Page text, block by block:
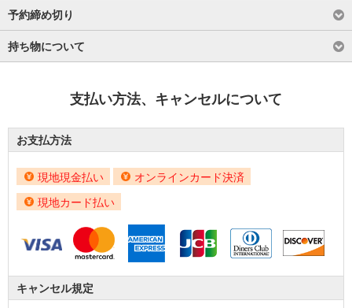
予約締め切り
持ち物について
支払い方法、キャンセルについて
お支払方法
現地現金払い
オンラインカード決済
現地カード払い
キャンセル規定